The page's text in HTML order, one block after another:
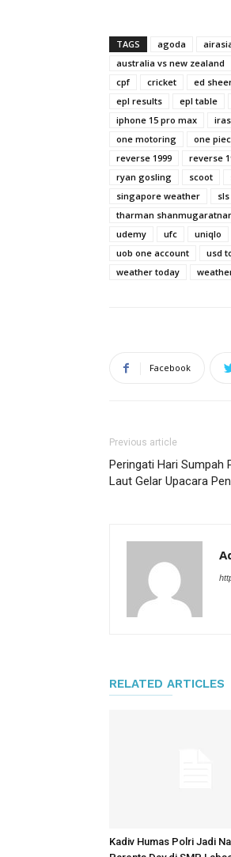
TAGS agoda
australia vs new zealand
cpf
cricket ed
epl results
epl table
iphone 15 pro max
iras
one motoring
one
reverse 1999
reverse
ryan gosling
scoot
singapore weather
sls
tharman
udemy
ufc uniqlo
uob one account
usd
weather today
Facebook
Previous article
Peringati Hari Sumpah
Laut Gelar Upacara
RELATED ARTICLES
Kadiv Humas Polri Jadi